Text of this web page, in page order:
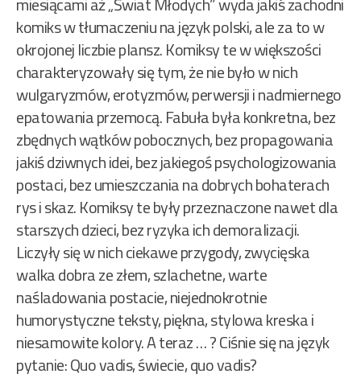
komiks w tłumaczeniu na język polski, ale za to w
okrojonej liczbie plansz. Komiksy te w większości
charakteryzowały się tym, że nie było w nich
wulgaryzmów, erotyzmów, perwersji i nadmiernego
epatowania przemocą. Fabuła była konkretna, bez
zbędnych wątków pobocznych, bez propagowania
jakiś dziwnych idei, bez jakiegoś psychologizowania
postaci, bez umieszczania na dobrych bohaterach
rys i skaz. Komiksy te były przeznaczone nawet dla
starszych dzieci, bez ryzyka ich demoralizacji.
Liczyły się w nich ciekawe przygody, zwycięska
walka dobra ze złem, szlachetne, warte
naśladowania postacie, niejednokrotnie
humorystyczne teksty, piękna, stylowa kreska i
niesamowite kolory. A teraz … ? Ciśnie się na język
pytanie: Quo vadis, świecie, quo vadis?